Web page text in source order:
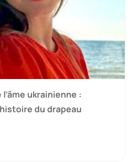
ukrainienne :
du drapeau